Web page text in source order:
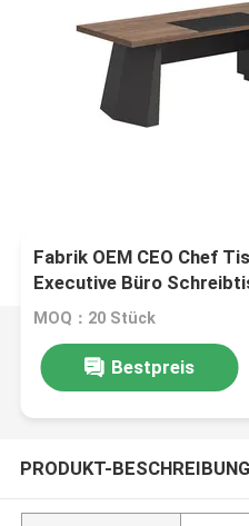
Fabrik OEM CEO Chef
Executive Büro
MOQ：20 Stück
Bestpreis
PRODUKT-BESCHREIBUNG